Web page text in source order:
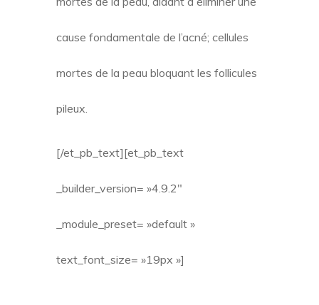
cause fondamentale de l’acné; cellules
mortes de la peau bloquant les follicules
pileux.
[/et_pb_text][et_pb_text
_builder_version= »4.9.2″
_module_preset= »default »
text_font_size= »19px »]